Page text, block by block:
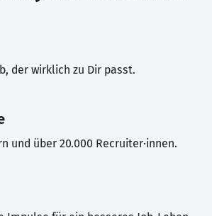
der wirklich zu Dir passt.
und über 20.000 Recruiter·innen.